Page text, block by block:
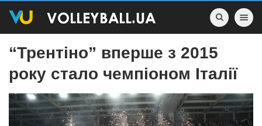
Toggle
“Трентіно” вперше з 2015
року стало чемпіоном Італії